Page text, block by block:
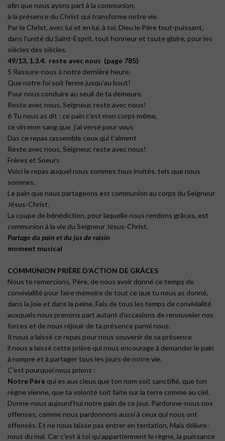
afin que nous ayons part à la communion,
à la présence du Christ qui transforme notre vie.
Par le Christ, avec lui et en lui, à toi, Dieu le Père tout-puissant,
dans l’unité du Saint-Esprit, tout honneur et toute gloire, pour les
siècles des siècles.
49/13, 1.3.4. reste avec nous (page 785)
5 Rassure-nous à notre dernière heure,
Que notre foi soit ferme jusqu’au bout!
Pour nous conduire au seuil de ta demeure,
Reste avec nous, Seigneur, reste avec nous!
6 Tu nous as dit : ce pain c’est mon corps même,
ce vin mon sang que j’ai versé pour vous
Das ce repas rassemble ceux qui t’aiment
Reste avec nous, Seigneur, reste avec nous!
Frères et Soeurs
Voici le repas auquel nous sommes tous invités, tels que nous
sommes.
Le pain que nous partageons est communion au corps du Seigneur
Jésus-Christ.
La coupe de bénédiction, pour laquelle nous rendons grâces, est
communion à la vie du Seigneur Jésus-Christ.
Partage du pain et du jus de raisin
moment musical
COMMUNION PRIÈRE D’ACTION DE GRÂCES
Nous te remercions, Père, de nous avoir donné ce temps de
convivialité pour faire mémoire de tout ce que tu nous as donné,
dans la joie et dans la peine. Fais de tous les temps de convivialité
auxquels nous prenons part autant d’occasions de renouveler nos
forces et de nous réjouir de ta présence parmi nous.
Il nous a laissé ce repas pour nous souvenir de sa présence
il nous a laissé cette prière qui nous encourage à demander le pain
à rompre et à partager tous les jours de notre vie.
C’est pourquoi nous prions :
Notre Père qui es aux cieux que ton nom soit sanctifié, que ton
règne vienne, que ta volonté soit faite sur la terre comme au ciel.
Donne-nous aujourd’hui notre pain de ce jour. Pardonne-nous nos
offenses, comme nous pardonnons aussi à ceux qui nous ont
offensés. Et ne nous laisse pas entrer en tentation, Mais délivre-
nous du mal. Car c’est à toi qu’appartiennent le règne, la puissance